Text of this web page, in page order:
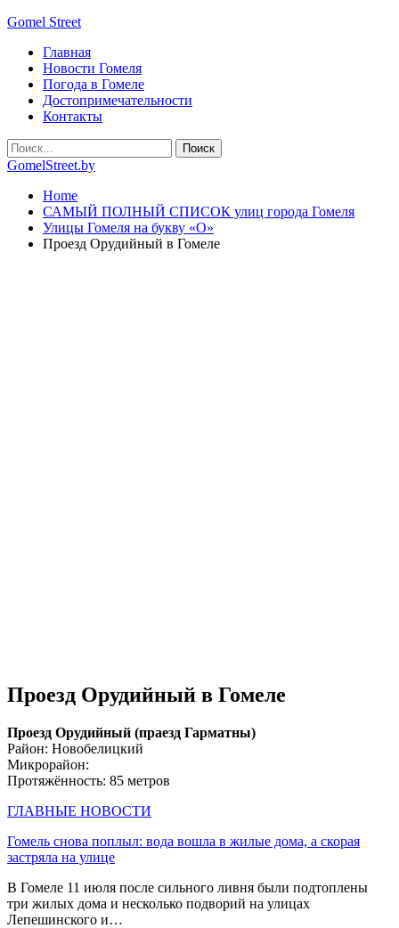
Gomel Street
Главная
Новости Гомеля
Погода в Гомеле
Достопримечательности
Контакты
GomelStreet.by
Home
САМЫЙ ПОЛНЫЙ СПИСОК улиц города Гомеля
Улицы Гомеля на букву «О»
Проезд Орудийный в Гомеле
Проезд Орудийный в Гомеле
Проезд Орудийный (праезд Гарматны)
Район: Новобелицкий
Микрорайон:
Протяжённость: 85 метров
ГЛАВНЫЕ НОВОСТИ
Гомель снова поплыл: вода вошла в жилые дома, а скорая
застряла на улице
В Гомеле 11 июля после сильного ливня были подтоплены
три жилых дома и несколько подворий на улицах
Лепешинского и…